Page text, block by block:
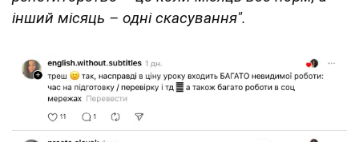
інший місяць – одні скасування".